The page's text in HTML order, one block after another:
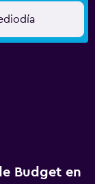
Budget en